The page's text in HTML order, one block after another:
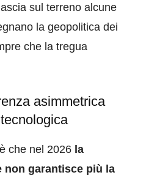
sul terreno alcune
la geopolitica dei
che la tregua
asimmetrica
che nel 2026 la
non garantisce più la